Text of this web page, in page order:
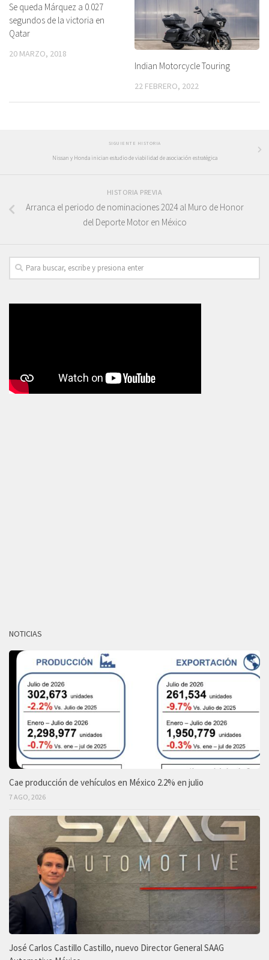
Se queda Márquez a 0.027
segundos de la victoria en
Qatar
20 MARZO, 2018
Indian Motorcycle Touring
22 FEBRERO, 2022
SIGUIENTE HISTORIA
Nissan y Honda inician estudio de viabilidad de asociación estratégica
HISTORIA PREVIA
Arranca el periodo de nominaciones 2024 al Muro de Honor
del Deporte Motor en México
NOTICIAS
Cae producción de vehículos en México 2.2% en julio
7 AGO, 2026
José Carlos Castillo Castillo, nuevo Director General SAAG